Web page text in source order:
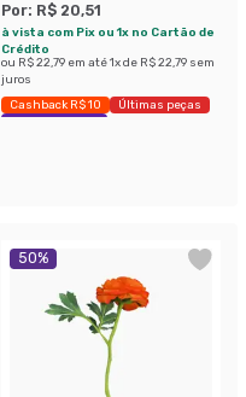
Por: R$ 20,51
à vista com Pix ou 1x no Cartão de
Crédito
ou R$ 22,79 em até1x de R$ 22,79 sem
juros
Cashback R$ 10
Últimas peças
Economize 48%
50%